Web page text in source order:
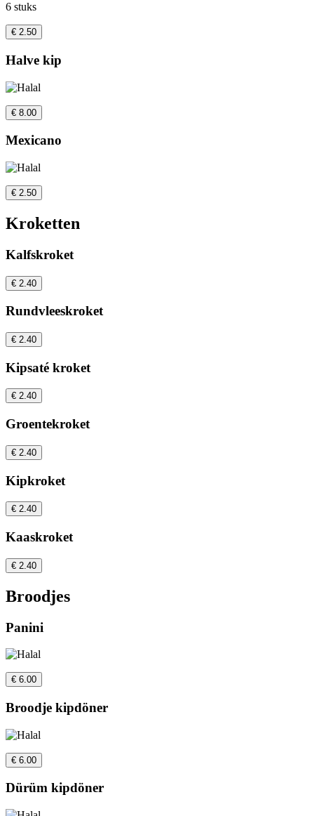
6 stuks
€ 2.50
Halve kip
€ 8.00
Mexicano
€ 2.50
Kroketten
Kalfskroket
€ 2.40
Rundvleeskroket
€ 2.40
Kipsaté kroket
€ 2.40
Groentekroket
€ 2.40
Kipkroket
€ 2.40
Kaaskroket
€ 2.40
Broodjes
Panini
€ 6.00
Broodje kipdöner
€ 6.00
Dürüm kipdöner